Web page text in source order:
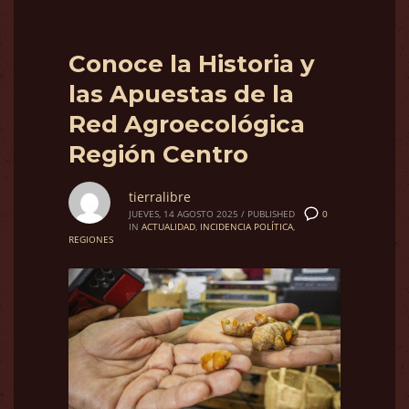
Conoce la Historia y
las Apuestas de la
Red Agroecológica
Región Centro
0
tierralibre
JUEVES, 14 AGOSTO 2025 / PUBLISHED
IN ACTUALIDAD INCIDENCIA POLÍTICA
REGIONES